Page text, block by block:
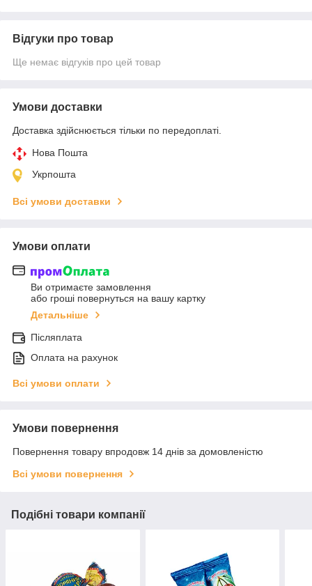
Відгуки про товар
Ще немає відгуків про цей товар
Умови доставки
Доставка здійснюється тільки по передоплаті.
Нова Пошта
Укрпошта
Всі умови доставки
Умови оплати
Ви отримаєте замовлення
або гроші повернуться на вашу картку
Детальніше
Післяплата
Оплата на рахунок
Всі умови оплати
Умови повернення
Повернення товару впродовж 14 днів за домовленістю
Всі умови повернення
Подібні товари компанії